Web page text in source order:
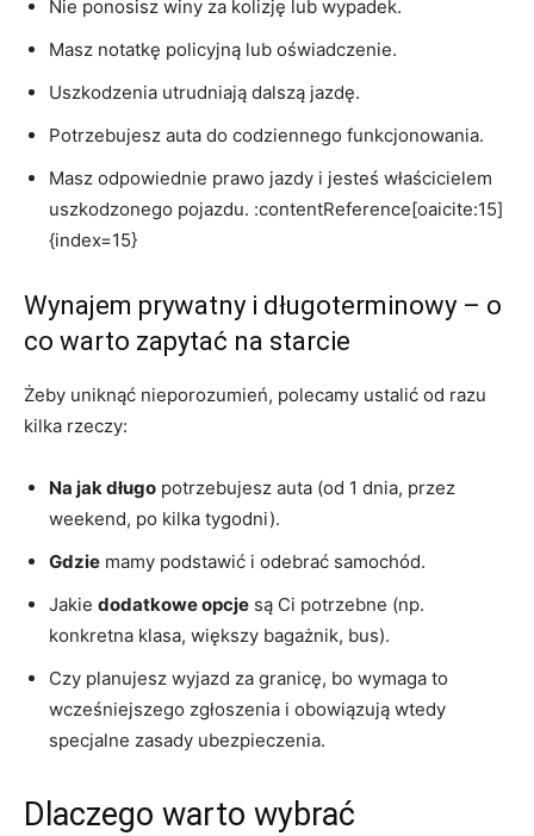
Nie ponosisz winy za kolizję lub wypadek.
Masz notatkę policyjną lub oświadczenie.
Uszkodzenia utrudniają dalszą jazdę.
Potrzebujesz auta do codziennego funkcjonowania.
Masz odpowiednie prawo jazdy i jesteś właścicielem
uszkodzonego pojazdu. :contentReference[oaicite:15]
{index=15}
Wynajem prywatny i długoterminowy – o
co warto zapytać na starcie
Żeby uniknąć nieporozumień, polecamy ustalić od razu
kilka rzeczy:
Na jak długo potrzebujesz auta (od 1 dnia, przez
weekend, po kilka tygodni).
Gdzie mamy podstawić i odebrać samochód.
Jakie dodatkowe opcje są Ci potrzebne (np.
konkretna klasa, większy bagażnik, bus).
Czy planujesz wyjazd za granicę, bo wymaga to
wcześniejszego zgłoszenia i obowiązują wtedy
specjalne zasady ubezpieczenia.
Dlaczego warto wybrać